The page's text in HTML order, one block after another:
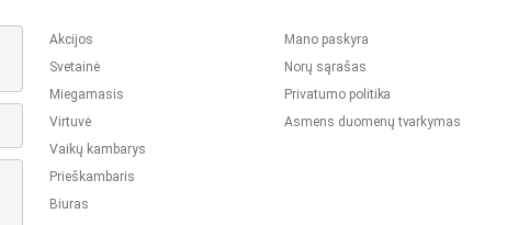
Akcijos
Svetainė
Miegamasis
Virtuvė
Vaikų kambarys
Prieškambaris
Biuras
Mano paskyra
Norų sąrašas
Privatumo politika
Asmens duomenų tvarkymas